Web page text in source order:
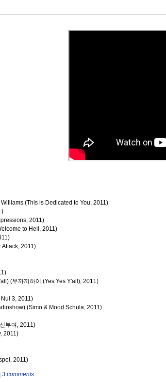
Williams (This is Dedicated to You, 2011)
2011)
to Hell, 2011)
Attack, 2011)
(무까끼하이 (Yes Yes Y'all), 2011)
3, 2011)
(Simo & Mood Schula, 2011)
부여, 2011)
2011)
2011)
| 3 comments